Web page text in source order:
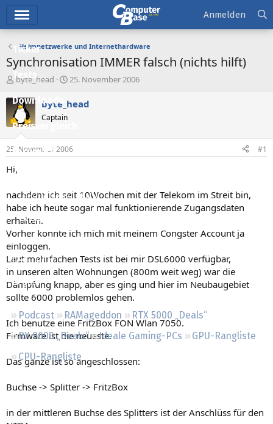
Ticker
Tests
Downloads
Preisvergleich
Forum
Aktuelles
Empfohlene Inhalte
Neue Beiträge
Neueste Aktivitäten
Leserartikel
Regeln
Podcast RAMageddon
RTX 5000 „Deals“
RX 9000 „Deals“
Ideale Gaming-PCs
GPU-Rangliste
CPU-Rangliste
Anmelden
Heimnetzwerke und Internethardware
Synchronisation IMMER falsch (nichts hilft)
E
s
t
e
e
byte_head
E
s
l
t
25. November 2006
byte_head
Captain
25. November 2006 #1
Hi,
nachdem ich seit 10Wochen mit der Telekom im Streit bin,
habe ich heute sogar mal funktionierende Zugangsdaten
erhalten.
Vorher konnte ich mich mit meinem Congster Account ja
einloggen.
Laut mehrfachen Tests ist bei mir DSL6000 verfügbar,
in unseren alten Wohnungen (800m weit weg) war die
Dämpfung knapp, aber es ging und hier im Neubaugebiet
sollte 6000 problemlos gehen.
Ich benutze eine FritzBox FON Wlan 7050.
Firmware ist die neueste.
Das ganze ist so angeschlossen:
Buchse -> Splitter -> FritzBox
in der mittleren Buchse des Splitters ist der Anschlüss für den